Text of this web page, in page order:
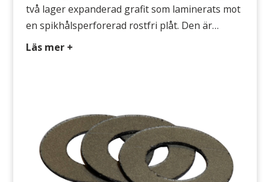
två lager expanderad grafit som laminerats mot
en spikhålsperforerad rostfri plåt. Den är
beständig mot de flesta media, exempelvis ånga,
permanganater / kromater. Avsedd för ST […]
Läs mer +